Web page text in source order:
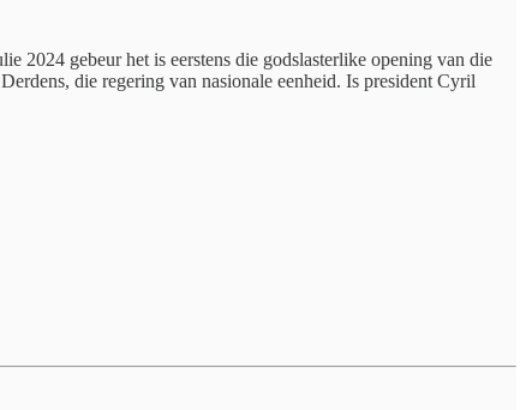
2024 gebeur het is eerstens die godslasterlike opening van die
die regering van nasionale eenheid. Is president Cyril